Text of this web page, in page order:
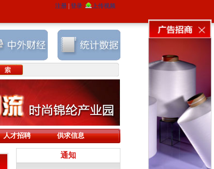
人才招聘 供求信息
通知